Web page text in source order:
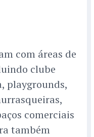
com áreas de
clube
playgrounds,
comerciais
também